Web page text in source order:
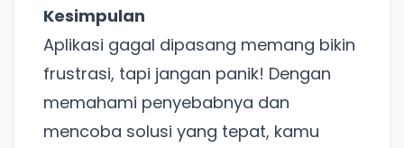
Kesimpulan
Aplikasi gagal dipasang memang bikin
frustrasi, tapi jangan panik! Dengan
memahami penyebabnya dan
mencoba solusi yang tepat, kamu
Coba BulkFame
Lain kali saja